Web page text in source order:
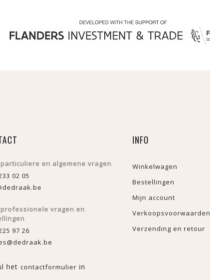
en algemene vragen
02 05
vragen en
97 26
het contactformulier in
INFO
Winkelwagen
Bestellingen
Mijn account
Verkoopsvoorwaarden
Verzending en retour